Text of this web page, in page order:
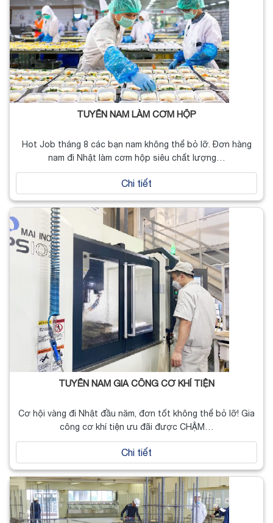
TUYỂN NAM LÀM CƠM HỘP
Hot Job tháng 8 các bạn nam không thể bỏ lỡ. Đơn hàng
nam đi Nhật làm cơm hộp siêu chất lượng…
Chi tiết
TUYỂN NAM GIA CÔNG CƠ KHÍ TIỆN
Cơ hội vàng đi Nhật đầu năm, đơn tốt không thể bỏ lỡ! Gia
công cơ khí tiện ưu đãi được CHẬM…
Chi tiết